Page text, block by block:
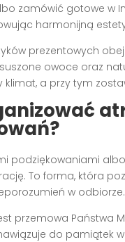
zamówić gotowe w
harmonijną
prezentowych
owoce oraz
klimat, a przy tym
podziękowaniami
To forma, która
w odbiorze.
przemowa Państwa
do pamiątek